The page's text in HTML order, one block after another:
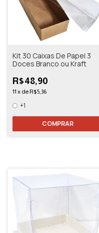
Kit 30 Caixas De Papel 3
Doces Branco ou Kraft
R$48,90
11 x de R$5,36
+1
COMPRAR